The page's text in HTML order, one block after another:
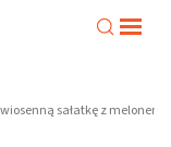
sałatkę z melonem